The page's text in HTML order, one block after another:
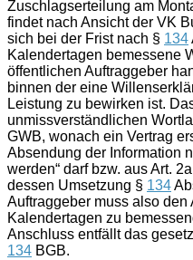
Zuschlagserteilung am
findet nach Ansicht der VK
sich bei der Frist nach § 134
Kalendertagen bemessene
öffentlichen Auftraggeber
binnen der eine
Leistung zu bewirken ist.
unmissverständlichen
GWB, wonach ein Vertrag
Absendung der Information
werden“ darf bzw. aus Art.
dessen Umsetzung § 134
Auftraggeber muss also den
Kalendertagen zu
Anschluss entfällt das
134 BGB.